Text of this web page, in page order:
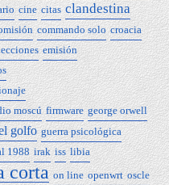
cine citas clandestina
commando solo croacia
emisión
moscú firmware george orwell
golfo guerra psicológica
1988 irak iss libia
corta on line openwrt oscle